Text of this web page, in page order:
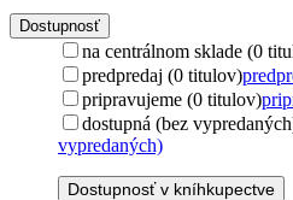
Dostupnosť
na centrálnom sklade (0
predpredaj (0 titulov)
pripravujeme (0 titulov)
dostupná (bez
vypredaných)
Dostupnosť v kníhkupectve